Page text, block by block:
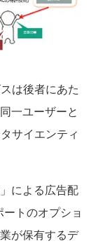
は後者にあた
一ユーザーと
サイエンティ
による広告配
トのオプショ
が保有するデ